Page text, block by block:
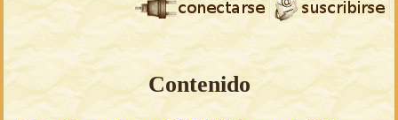
Contenido